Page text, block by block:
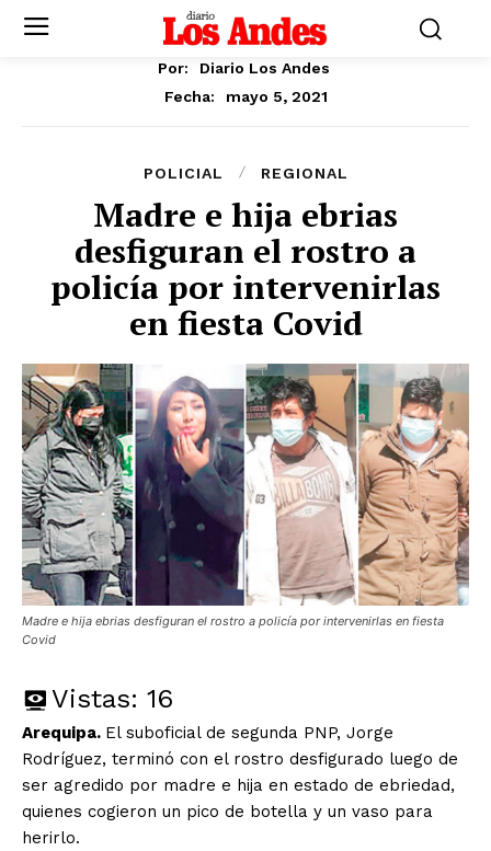
Por:
Diario Los Andes
Fecha:
mayo 5, 2021
POLICIAL REGIONAL
Madre e hija ebrias
desfiguran el rostro a
policía por intervenirlas
en fiesta Covid
Madre e hija ebrias desfiguran el rostro a policía por intervenirlas en fiesta
Covid
Vistas: 16
Arequipa. El suboficial de segunda PNP, Jorge
Rodríguez, terminó con el rostro desfigurado luego de
ser agredido por madre e hija en estado de ebriedad,
quienes cogieron un pico de botella y un vaso para
herirlo.